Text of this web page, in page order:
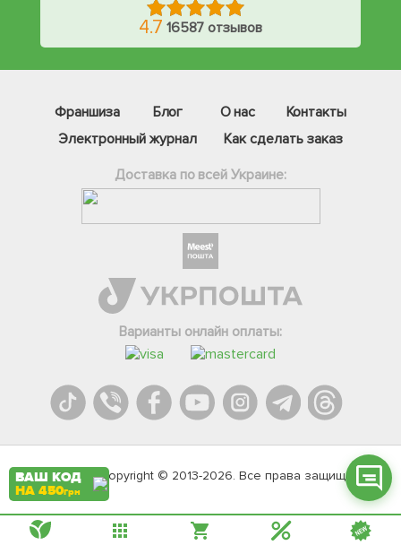
4.7 16587 отзывов
Франшиза Блог О нас
Контакты
Электронный журнал
Как сделать заказ
Доставка по всей Украине:
Варианты онлайн оплаты:
Agromarket.Copyright © 2013-2026. Все права защищены
Телеграм
Вайбер
Онлайн чат
ВАШ КОД
НА 450грн